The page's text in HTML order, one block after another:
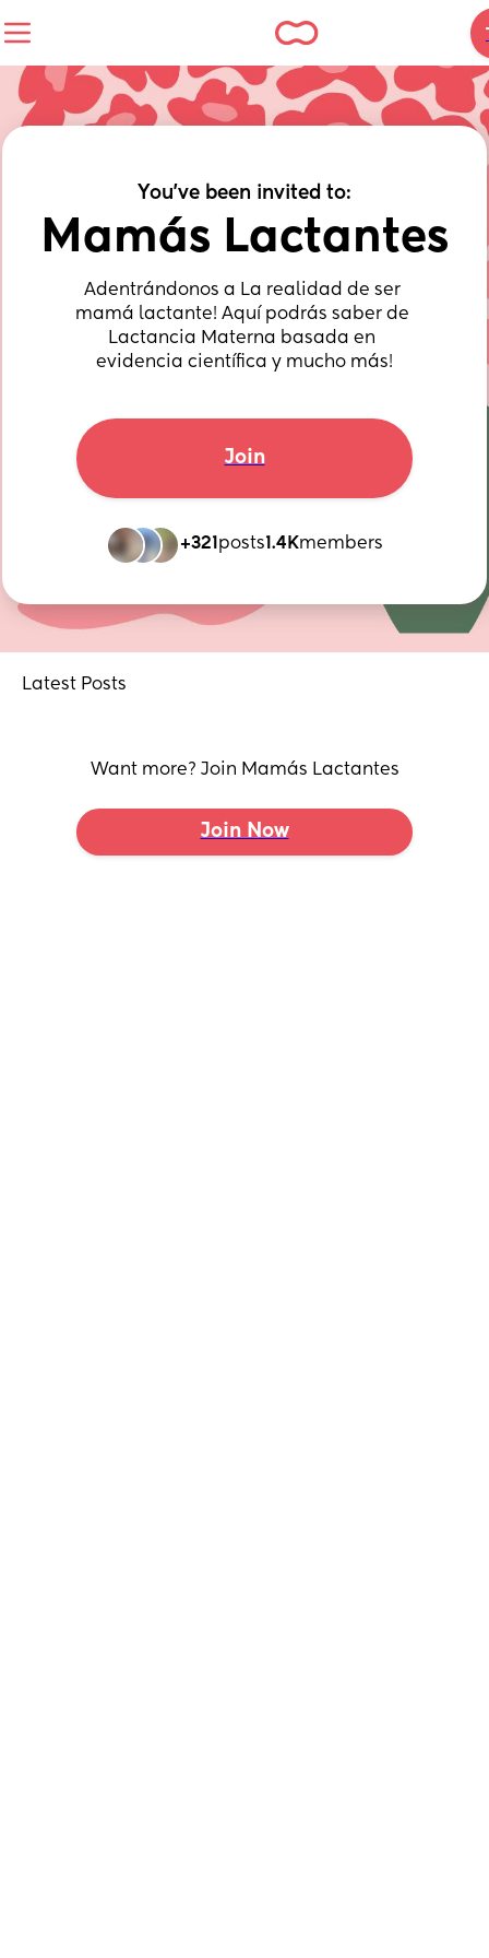
You've been invited to:
Mamás Lactantes
Adentrándonos a La realidad de ser
mamá lactante! Aquí podrás saber de
Lactancia Materna basada en
evidencia científica y mucho más!
Join
+321 posts1.4Kmembers
Latest Posts
Want more? Join Mamás Lactantes
Join Now